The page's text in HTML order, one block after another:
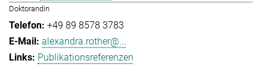
Doktorandin
+49 89 8578 3783
alexandra.rother@...
Publikationsreferenzen